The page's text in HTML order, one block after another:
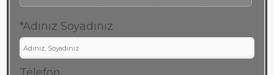
*Adınız Soyadınız